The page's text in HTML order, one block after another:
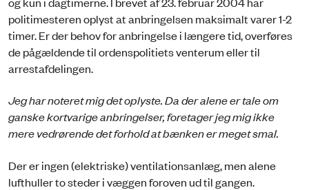
politimesteren oplyst at anbringelsen maksimalt varer 1-2
timer. Er der behov for anbringelse i længere tid, overføres
de pågældende til ordenspolitiets venterum eller til
arrestafdelingen.
Jeg har noteret mig det oplyste. Da der alene er tale om
ganske kortvarige anbringelser, foretager jeg mig ikke
mere vedrørende det forhold at bænken er meget smal.
Der er ingen (elektriske) ventilationsanlæg, men alene
lufthuller to steder i væggen foroven ud til gangen.